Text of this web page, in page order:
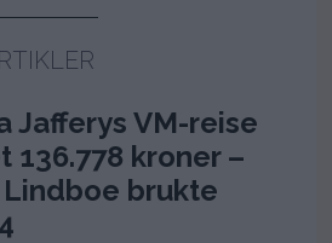
Jafferys VM-reise
136.778 kroner –
brukte